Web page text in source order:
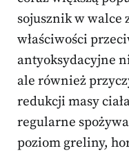
sojusznik w walce
właściwości
antyoksydacyjne
ale również
redukcji masy
regularne
poziom greliny,